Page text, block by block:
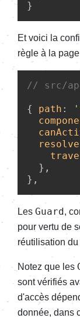
Et voici la
règle à la page
// src/
{ path :
resolve
  },
Les Guard,
pour vertu de
réutilisation
Notez que les
sont vérifiés
d'accès
donnée, dans